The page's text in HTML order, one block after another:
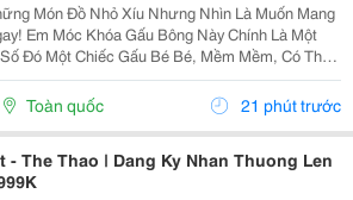
Món Đồ Nhỏ Xíu Nhưng Nhìn Là Muốn Mang
Chính Là Một
Bé, Mềm Mềm, Có Thể
Balo, Túi Xách Hay Chìa Khóa. Mỗi Lần Nhìn
Lại Thấy Chiếc Túi Của Mình Đáng Yêu Hơn Một...
Toàn quốc 21 phút trước
- The Thao | Dang Ky Nhan Thuong Len